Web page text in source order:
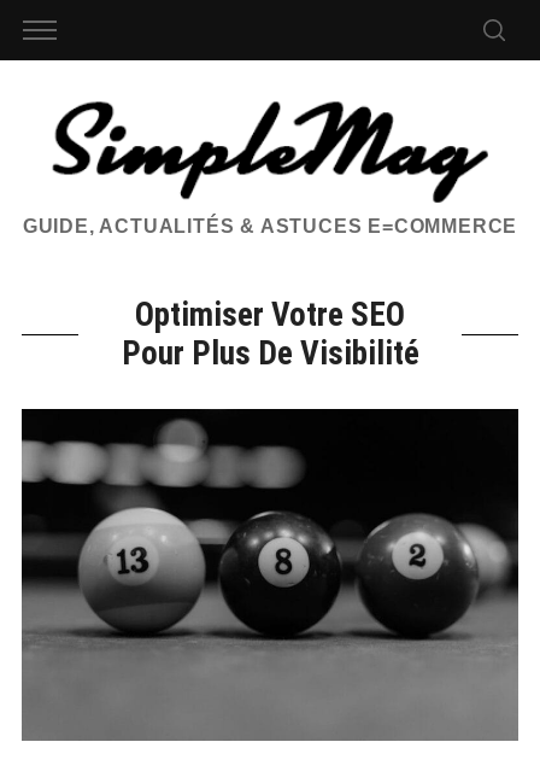
GUIDE, ACTUALITÉS & ASTUCES E=COMMERCE
Optimiser Votre SEO
Pour Plus De Visibilité